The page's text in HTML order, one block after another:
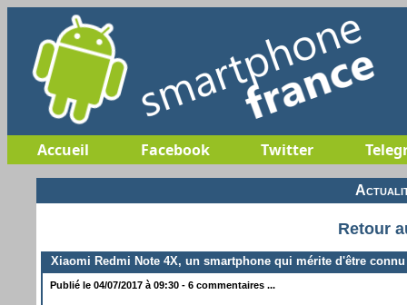
Accueil Facebook Twitter
Retour
Xiaomi Redmi Note 4X, un smartphone qui mérite d'être connu
Publié le 04/07/2017 à 09:30 - 6 commentaires ...